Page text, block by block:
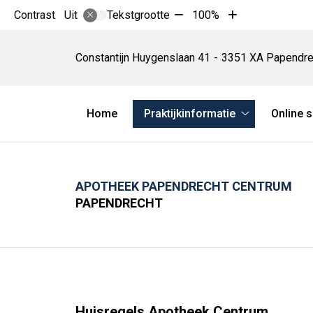
Contrast Uit Tekstgrootte Tekst
10%
100%
Tekst
10%
PapendrechtConstantijn Huygenslaan 41 3351 XA
Hoofdmenu
Home
Praktijkinformatie
submenu
Online
APOTHEEK PAPENDRECHT CENTRUM
PAPENDRECHT